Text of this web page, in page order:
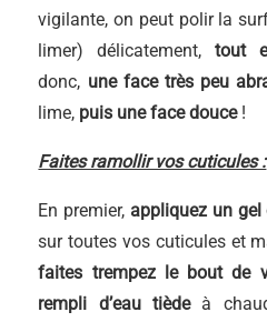
vigilante, on peut polir la
limer) délicatement, tout
donc, une face très peu
lime, puis une face douce!
Faites ramollir vos cuticules :
En premier, appliquez un
sur toutes vos cuticules et
faites trempez le bout de
rempli d’eau tièdeà